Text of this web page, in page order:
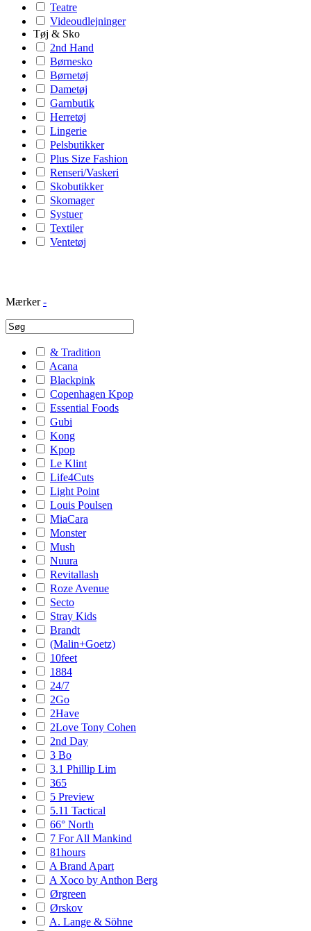
Teatre
Videoudlejninger
Tøj & Sko
2nd Hand
Børnesko
Børnetøj
Dametøj
Garnbutik
Herretøj
Lingerie
Pelsbutikker
Plus Size Fashion
Renseri/Vaskeri
Skobutikker
Skomager
Systuer
Textiler
Ventetøj
Mærker -
& Tradition
Acana
Blackpink
Copenhagen Kpop
Essential Foods
Gubi
Kong
Kpop
Le Klint
Life4Cuts
Light Point
Louis Poulsen
MiaCara
Monster
Mush
Nuura
Revitallash
Roze Avenue
Secto
Stray Kids
Brandt
(Malin+Goetz)
10feet
1884
24/7
2Go
2Have
2Love Tony Cohen
2nd Day
3 Bo
3.1 Phillip Lim
365
5 Preview
5.11 Tactical
66° North
7 For All Mankind
81hours
A Brand Apart
A Xoco by Anthon Berg
Ørgreen
Ørskov
A. Lange & Söhne